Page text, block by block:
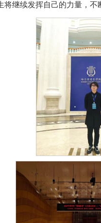
继续发挥自己的力量，